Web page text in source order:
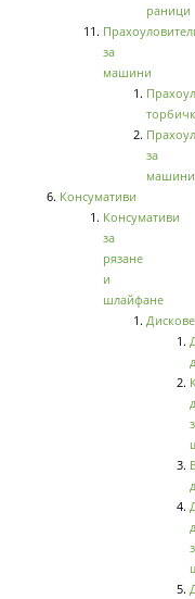
раници
за
машини
за
машини
Консумативи
Консумативи
за
рязане
и
шлайфане
Дискове